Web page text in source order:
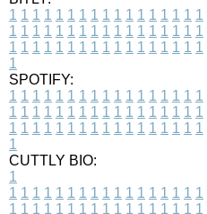
1 1 1 1 1 1 1 1 1 1 1 1 1 1 1 1 1
1 1 1 1 1 1 1 1 1 1 1 1 1 1 1 1 1
1 1 1 1 1 1 1 1 1 1 1 1 1 1 1 1 1
1
SPOTIFY:
1 1 1 1 1 1 1 1 1 1 1 1 1 1 1 1 1
1 1 1 1 1 1 1 1 1 1 1 1 1 1 1 1 1
1 1 1 1 1 1 1 1 1 1 1 1 1 1 1 1 1
1
CUTTLY BIO:
1
1 1 1 1 1 1 1 1 1 1 1 1 1 1 1 1 1
1 1 1 1 1 1 1 1 1 1 1 1 1 1 1 1 1